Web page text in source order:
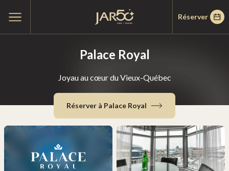
au
contenumenu
Réserver
Palace Royal
Joyau au cœur du Vieux-Québec
Réserver à Palace Royal